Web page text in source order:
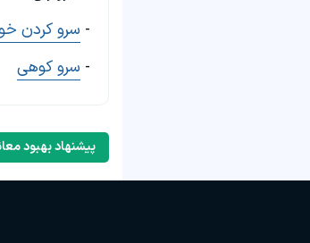
- سرو کردن
- سرو کوهی
پیشنهاد بهبود